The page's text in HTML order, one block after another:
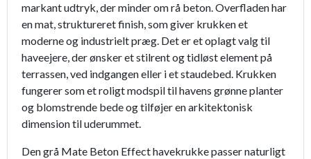
markant udtryk, der minder om rå beton. Overfladen har
en mat, struktureret finish, som giver krukken et
moderne og industrielt præg. Det er et oplagt valg til
haveejere, der ønsker et stilrent og tidløst element på
terrassen, ved indgangen eller i et staudebed. Krukken
fungerer som et roligt modspil til havens grønne planter
og blomstrende bede og tilføjer en arkitektonisk
dimension til uderummet.
Den grå Mate Beton Effect havekrukke passer naturligt